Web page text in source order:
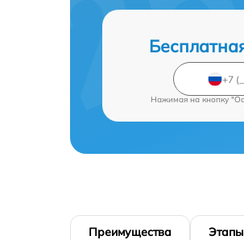
Нажимая на кнопку
Преимущества